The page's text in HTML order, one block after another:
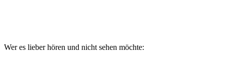
Wer es lieber hören und nicht sehen möchte: